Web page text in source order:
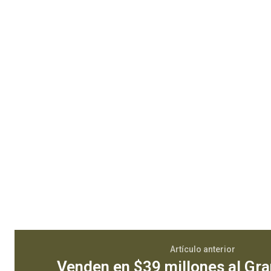
Artículo anterior
Venden en $39 millones al